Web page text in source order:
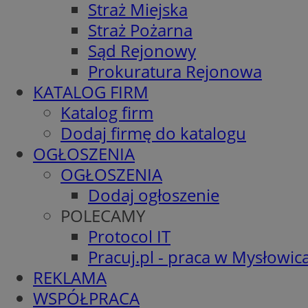
Straż Miejska
Straż Pożarna
Sąd Rejonowy
Prokuratura Rejonowa
KATALOG FIRM
Katalog firm
Dodaj firmę do katalogu
OGŁOSZENIA
OGŁOSZENIA
Dodaj ogłoszenie
POLECAMY
Protocol IT
Pracuj.pl - praca w
REKLAMA
WSPÓŁPRACA